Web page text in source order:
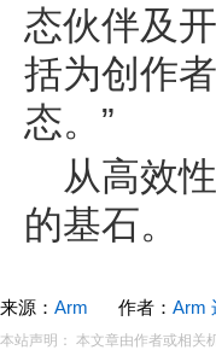
态伙伴及
括为创作
态。”
从高效
的基石。
来源： Arm 作者： Arm
本站声明： 本文章由作者或相关